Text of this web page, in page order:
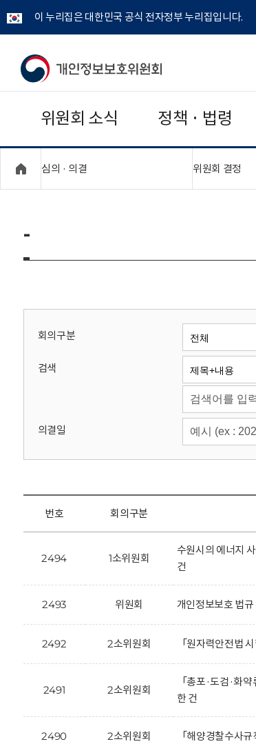
이 누리집은 대한민국 공식 전자정부 누리집입니다.
개
보
보
위
회
위원회 소식 정책 · 법령
심의 · 의결 위원회 결정
-
회의구분
검색
의결일
번호 회의구분
2494 1소위원회
수원시의 에너지
건
2493 위원회 개인정보보호 법
2492 2소위원회 「원자력안전법
2491 2소위원회
「총포·도검·화
한 건
2490 2소위원회 「해양경찰수사